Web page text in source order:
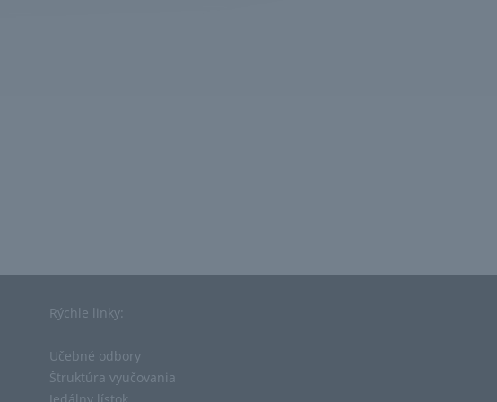
Rýchle linky:
Učebné odbory
Štruktúra vyučovania